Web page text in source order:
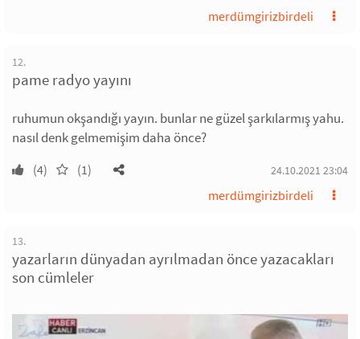
merdümgirizbirdeli
12.
pame radyo yayını
ruhumun okşandığı yayın. bunlar ne güzel şarkılarmış yahu.
nasıl denk gelmemişim daha önce?
(4) (1) 24.10.2021 23:04
merdümgirizbirdeli
13.
yazarların dünyadan ayrılmadan önce yazacakları
son cümleler